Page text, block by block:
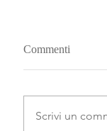
Commenti
Scrivi un